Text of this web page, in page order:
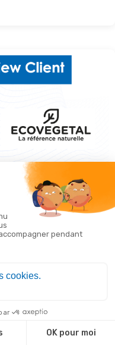
Ignorer
Actualités, Interview